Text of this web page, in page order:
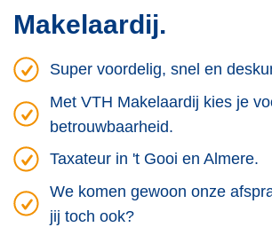
Makelaardij.
Super voordelig, snel en
Met VTH Makelaardij kies je
betrouwbaarheid.
Taxateur in 't Gooi en Almere.
We komen gewoon onze
jij toch ook?